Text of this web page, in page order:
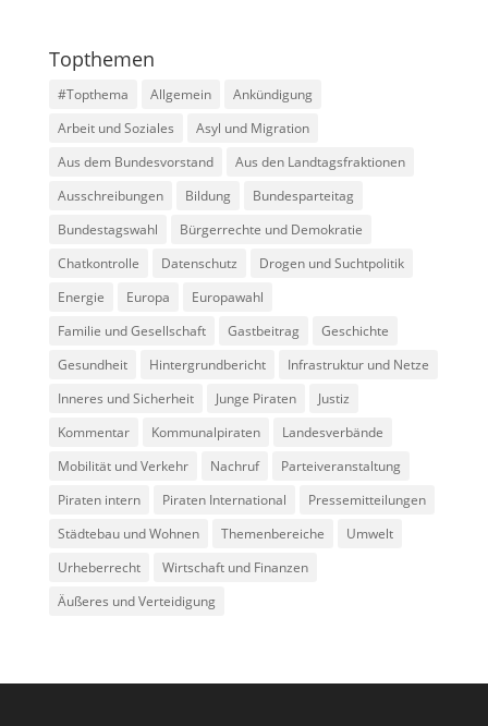
Topthemen
#Topthema Allgemein
Ankündigung
Arbeit und Soziales
Asyl und Migration
Aus dem Bundesvorstand
Aus den Landtagsfraktionen
Ausschreibungen
Bildung
Bundesparteitag
Bundestagswahl
Bürgerrechte und Demokratie
Chatkontrolle
Datenschutz
Drogen und Suchtpolitik
Energie
Europa
Europawahl
Familie und Gesellschaft
Gastbeitrag
Geschichte
Gesundheit
Hintergrundbericht
Infrastruktur und Netze
Inneres und Sicherheit
Junge Piraten
Justiz
Kommentar
Kommunalpiraten
Landesverbände
Mobilität und Verkehr
Nachruf
Parteiveranstaltung
Piraten intern
Piraten International
Pressemitteilungen
Städtebau und Wohnen
Themenbereiche
Umwelt
Urheberrecht
Wirtschaft und Finanzen
Äußeres und Verteidigung